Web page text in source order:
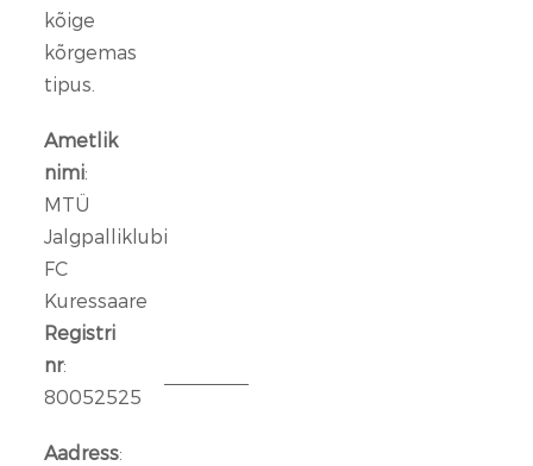
kõige
kõrgemas
tipus.
Ametlik
nimi:
MTÜ
Jalgpalliklubi
FC
Kuressaare
Registri
nr:
80052525
Aadress: